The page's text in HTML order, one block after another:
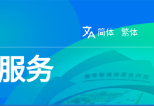
务
简体 繁体